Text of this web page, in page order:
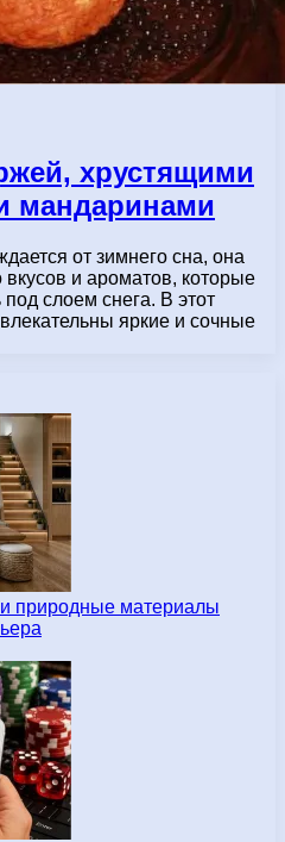
хрустящими
мандаринами
от зимнего сна, она
и ароматов, которые
слоем снега. В этот
яркие и сочные
природные материалы